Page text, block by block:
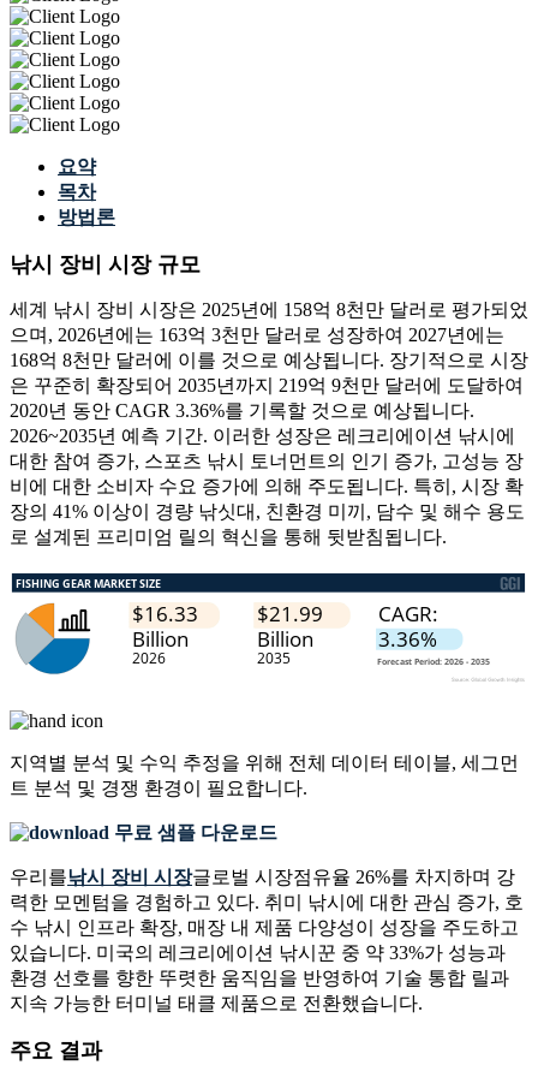
요약
목차
방법론
낚시 장비 시장 규모
세계 낚시 장비 시장은 2025년에 158억 8천만 달러로 평가되었
으며, 2026년에는 163억 3천만 달러로 성장하여 2027년에는
168억 8천만 달러에 이를 것으로 예상됩니다. 장기적으로 시장
은 꾸준히 확장되어 2035년까지 219억 9천만 달러에 도달하여
2020년 동안 CAGR 3.36%를 기록할 것으로 예상됩니다.
2026~2035년 예측 기간. 이러한 성장은 레크리에이션 낚시에
대한 참여 증가, 스포츠 낚시 토너먼트의 인기 증가, 고성능 장
비에 대한 소비자 수요 증가에 의해 주도됩니다. 특히, 시장 확
장의 41% 이상이 경량 낚싯대, 친환경 미끼, 담수 및 해수 용도
로 설계된 프리미엄 릴의 혁신을 통해 뒷받침됩니다.
지역별 분석 및 수익 추정을 위해 전체 데이터 테이블, 세그먼
트 분석 및 경쟁 환경이 필요합니다.
무료 샘플 다운로드
우리를낚시 장비 시장글로벌 시장점유율 26%를 차지하며 강
력한 모멘텀을 경험하고 있다. 취미 낚시에 대한 관심 증가, 호
수 낚시 인프라 확장, 매장 내 제품 다양성이 성장을 주도하고
있습니다. 미국의 레크리에이션 낚시꾼 중 약 33%가 성능과
환경 선호를 향한 뚜렷한 움직임을 반영하여 기술 통합 릴과
지속 가능한 터미널 태클 제품으로 전환했습니다.
주요 결과